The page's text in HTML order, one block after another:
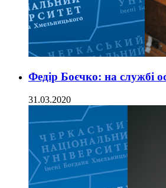
Федір Боєчко: на службі
31.03.2020